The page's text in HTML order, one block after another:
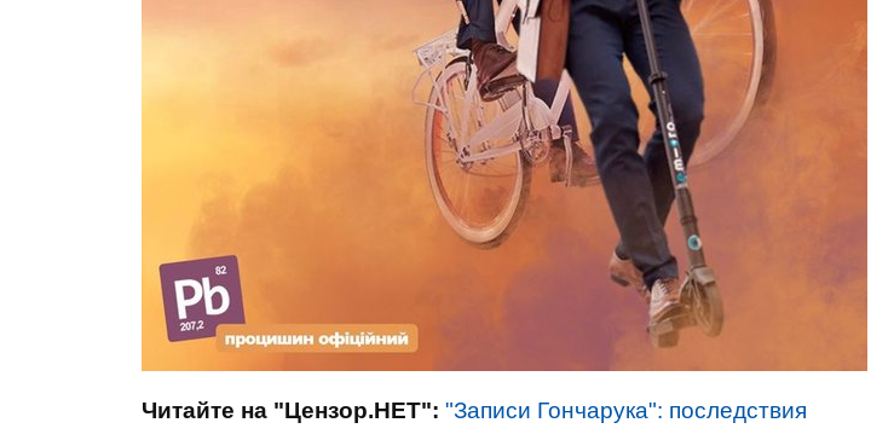
Читайте на "Цензор.НЕТ": "Записи Гончарука": последствия